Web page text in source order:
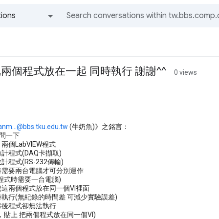
個程式放在一起 同時執行 謝謝^^ 0 views
(牛奶魚)》之銘言：
一下
個LabVIEW程式
程式(DAQ卡擷取)
程式(RS-232傳輸)
要兩台電腦才可分別運作
式時需要一台電腦)
兩個程式放在同一個VI裡面
行(無紀錄的時間差 可減少實驗誤差)
程式卻無法執行
貼上 把兩個程式放在同一個VI)